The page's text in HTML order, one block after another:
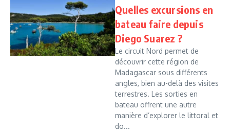
Quelles excursions en
bateau faire depuis
Diego Suarez ?
Le circuit Nord permet de
découvrir cette région de
Madagascar sous différents
angles, bien au-delà des visites
terrestres. Les sorties en
bateau offrent une autre
manière d’explorer le littoral et
do...